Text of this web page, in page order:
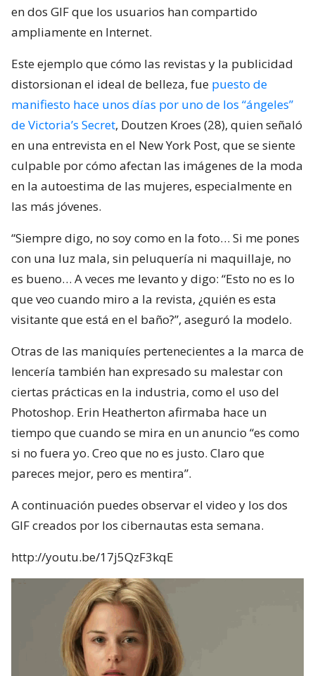
en dos GIF que los usuarios han compartido
ampliamente en Internet.
Este ejemplo que cómo las revistas y la publicidad
distorsionan el ideal de belleza, fue puesto de
manifiesto hace unos días por uno de los “ángeles”
de Victoria’s Secret, Doutzen Kroes (28), quien señaló
en una entrevista en el New York Post, que se siente
culpable por cómo afectan las imágenes de la moda
en la autoestima de las mujeres, especialmente en
las más jóvenes.
“Siempre digo, no soy como en la foto… Si me pones
con una luz mala, sin peluquería ni maquillaje, no
es bueno… A veces me levanto y digo: “Esto no es lo
que veo cuando miro a la revista, ¿quién es esta
visitante que está en el baño?”, aseguró la modelo.
Otras de las maniquíes pertenecientes a la marca de
lencería también han expresado su malestar con
ciertas prácticas en la industria, como el uso del
Photoshop. Erin Heatherton afirmaba hace un
tiempo que cuando se mira en un anuncio “es como
si no fuera yo. Creo que no es justo. Claro que
pareces mejor, pero es mentira”.
A continuación puedes observar el video y los dos
GIF creados por los cibernautas esta semana.
http://youtu.be/17j5QzF3kqE